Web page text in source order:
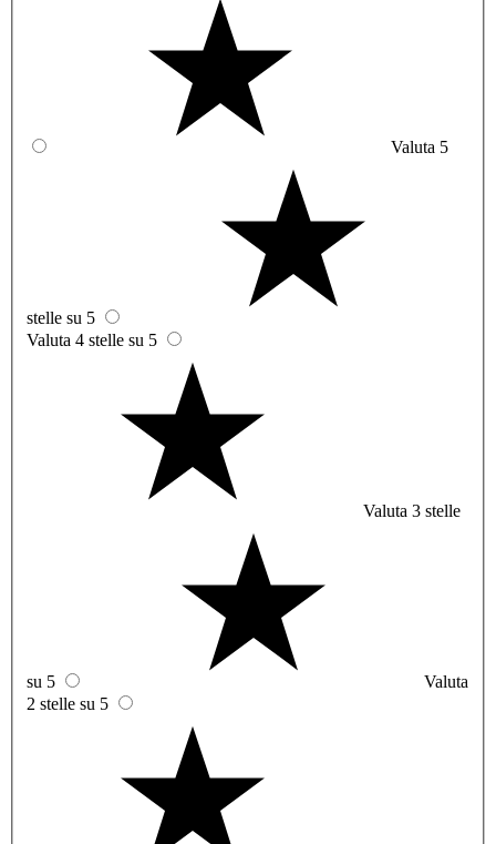
Valuta 5
stelle su 5
Valuta 4 stelle su 5
Valuta 3 stelle
su 5
Valuta
2 stelle su 5